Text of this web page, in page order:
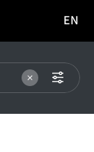
이동
EN